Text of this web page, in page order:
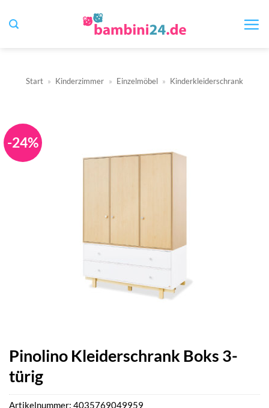
Inhalt
Start » Kinderzimmer » Einzelmöbel » Kinderkleiderschrank
-24%
Pinolino Kleiderschrank Boks 3-
türig
Artikelnummer: 4035769049959